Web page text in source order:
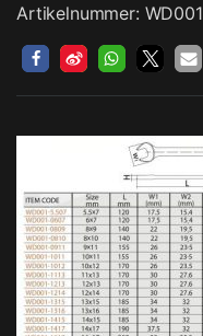
Artikelnummer: WD001